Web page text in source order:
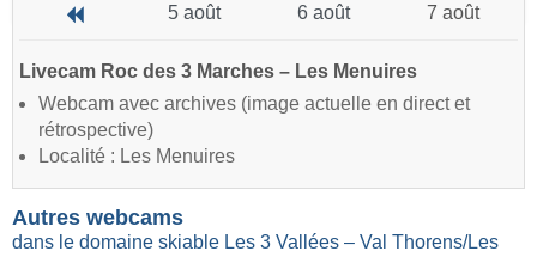
Archive
5 août
6 août
7 août
Livecam Roc des 3 Marches – Les Menuires
Webcam avec archives (image actuelle en direct et
rétrospective)
Localité : Les Menuires
Autres webcams
dans le domaine skiable Les 3 Vallées – Val Thorens/Les